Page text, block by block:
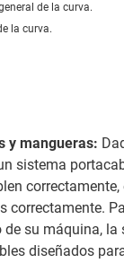
de la curva.
la curva.
y mangueras:
sistema
correctamente.
su máquina, la
diseñados